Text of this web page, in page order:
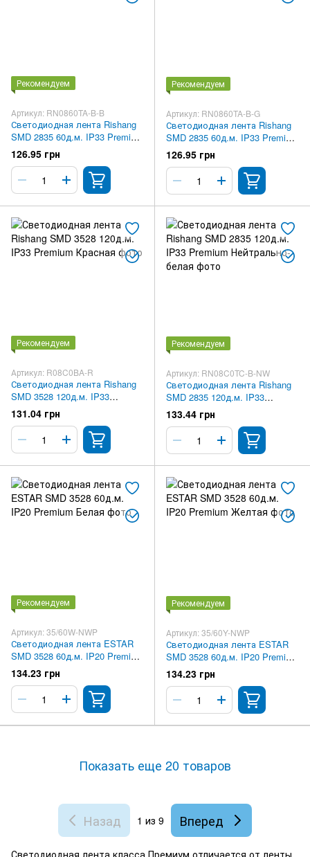
Рекомендуем
Артикул: RN0860TA-B-B
Светодиодная лента Rishang
SMD 2835 60д.м. IP33 Premium
Синяя
126.95 грн
Рекомендуем
Артикул: RN0860TA-B-G
Светодиодная лента Rishang
SMD 2835 60д.м. IP33 Premium
Зеленая
126.95 грн
Рекомендуем
Артикул: R08C0BA-R
Светодиодная лента Rishang
SMD 3528 120д.м. IP33
Premium Красная
131.04 грн
Рекомендуем
Артикул: RN08C0TC-B-NW
Светодиодная лента Rishang
SMD 2835 120д.м. IP33
Premium Нейтрально-белая
133.44 грн
Рекомендуем
Артикул: 35/60W-NWP
Светодиодная лента ESTAR
SMD 3528 60д.м. IP20 Premium
Белая
134.23 грн
Рекомендуем
Артикул: 35/60Y-NWP
Светодиодная лента ESTAR
SMD 3528 60д.м. IP20 Premium
Желтая
134.23 грн
Показать еще 20 товаров
Назад 1 из 9 Вперед